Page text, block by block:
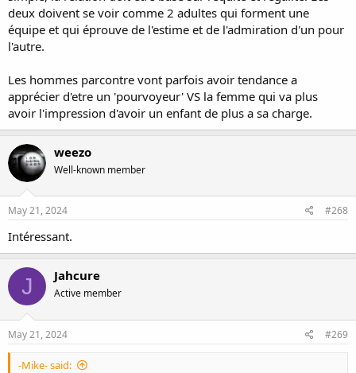
deux doivent se voir comme 2 adultes qui forment une
équipe et qui éprouve de l'estime et de l'admiration d'un pour
l'autre.
Les hommes parcontre vont parfois avoir tendance a
apprécier d'etre un 'pourvoyeur' VS la femme qui va plus
avoir l'impression d'avoir un enfant de plus a sa charge.
weezo
Well-known member
May 21, 2024 #268
Intéressant.
J Jahcure
Active member
May 21, 2024 #269
-Mike- said: